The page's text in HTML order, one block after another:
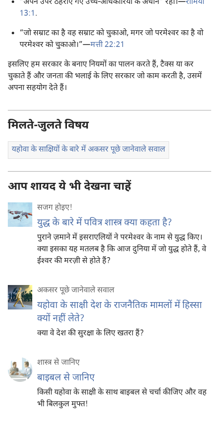
“अपने उपर ठहराए गए उच्च-अधिकारियों के अधीन” रहो।—रोमियों
13:1.
“जो सम्राट का है वह सम्राट को चुकाओ, मगर जो परमेश्‍वर का है वो
परमेश्‍वर को चुकाओ।”—मत्ती 22:21
इसलिए हम सरकार के बनाए नियमों का पालन करते हैं, टैक्स या कर
चुकाते हैं और जनता की भलाई के लिए सरकार जो काम करती है, उसमें
अपना सहयोग देते हैं।
मिलते-जुलते विषय
यहोवा के साक्षियों के बारे में अकसर पूछे जानेवाले सवाल
आप शायद ये भी देखना चाहें
सजग होइए‍!
युद्ध के बारे में पवित्र शास्त्र क्या कहता है?
पुराने ज़माने में इसराएलियों ने परमेश्‍वर के नाम से युद्ध किए।
क्या इसका यह मतलब है कि आज दुनिया में जो युद्ध होते हैं, वे
ईश्‍वर की मरज़ी से होते हैं?
अकसर पूछे जानेवाले सवाल
यहोवा के साक्षी देश के राजनैतिक मामलों में हिस्सा
क्यों नहीं लेते?
क्या वे देश की सुरक्षा के लिए खतरा हैं?
शास्त्र से जानिए
बाइबल से जानिए
किसी यहोवा के साक्षी के साथ बाइबल से चर्चा कीजिए और वह
भी बिलकुल मुफ्त!